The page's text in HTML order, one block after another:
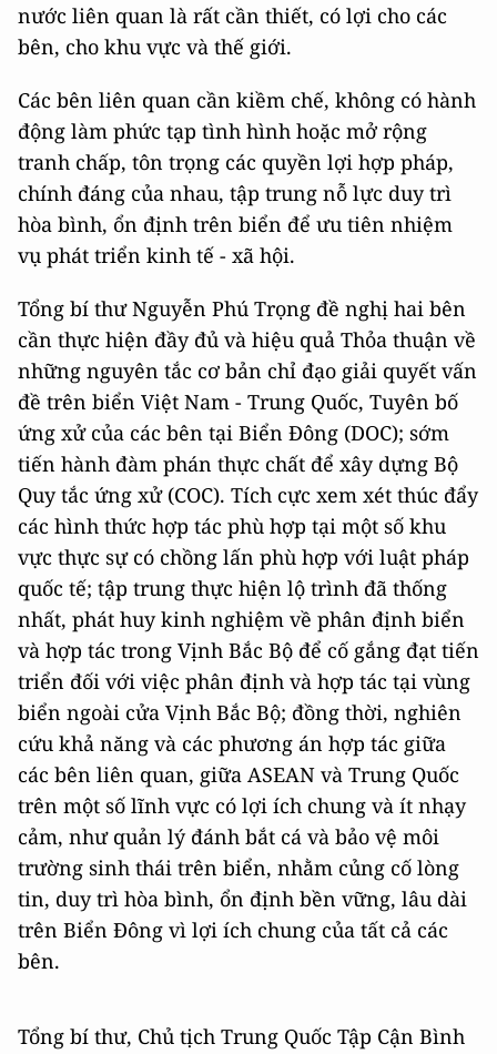
nước liên quan là rất cần thiết, có lợi cho các
bên, cho khu vực và thế giới.
Các bên liên quan cần kiềm chế, không có hành
động làm phức tạp tình hình hoặc mở rộng
tranh chấp, tôn trọng các quyền lợi hợp pháp,
chính đáng của nhau, tập trung nỗ lực duy trì
hòa bình, ổn định trên biển để ưu tiên nhiệm
vụ phát triển kinh tế - xã hội.
Tổng bí thư Nguyễn Phú Trọng đề nghị hai bên
cần thực hiện đầy đủ và hiệu quả Thỏa thuận về
những nguyên tắc cơ bản chỉ đạo giải quyết vấn
đề trên biển Việt Nam - Trung Quốc, Tuyên bố
ứng xử của các bên tại Biển Đông (DOC); sớm
tiến hành đàm phán thực chất để xây dựng Bộ
Quy tắc ứng xử (COC). Tích cực xem xét thúc đẩy
các hình thức hợp tác phù hợp tại một số khu
vực thực sự có chồng lấn phù hợp với luật pháp
quốc tế; tập trung thực hiện lộ trình đã thống
nhất, phát huy kinh nghiệm về phân định biển
và hợp tác trong Vịnh Bắc Bộ để cố gắng đạt tiến
triển đối với việc phân định và hợp tác tại vùng
biển ngoài cửa Vịnh Bắc Bộ; đồng thời, nghiên
cứu khả năng và các phương án hợp tác giữa
các bên liên quan, giữa ASEAN và Trung Quốc
trên một số lĩnh vực có lợi ích chung và ít nhạy
cảm, như quản lý đánh bắt cá và bảo vệ môi
trường sinh thái trên biển, nhằm củng cố lòng
tin, duy trì hòa bình, ổn định bền vững, lâu dài
trên Biển Đông vì lợi ích chung của tất cả các
bên.
Tổng bí thư, Chủ tịch Trung Quốc Tập Cận Bình